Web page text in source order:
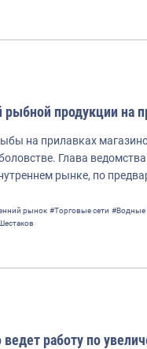
рыбной продукции на
на прилавках
Глава
рынке, по
рынок #Торговые сети #Водные
работу по